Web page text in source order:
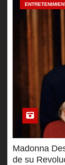
Madonna
de su